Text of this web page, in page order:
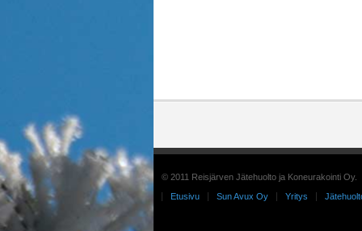
© 2011 Reisjärven Jätehuolto ja Koneurakointi Oy.
Etusivu
Sun Avux Oy Yritys